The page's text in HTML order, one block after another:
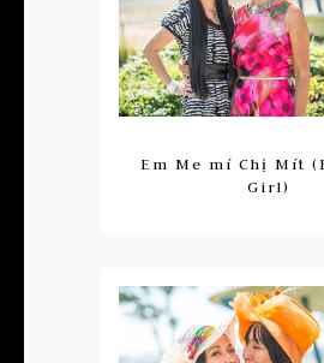
Em Me mí Chị Mít
Girl)